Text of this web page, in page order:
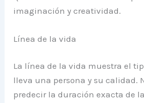
imaginación y creatividad.
Línea de la vida
La línea de la vida muestra el
lleva una persona y su calidad.
predecir la duración exacta de